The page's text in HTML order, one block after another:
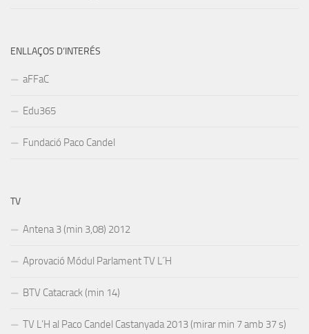
ENLLAÇOS D’INTERÉS
aFFaC
Edu365
Fundació Paco Candel
TV
Antena 3 (min 3,08) 2012
Aprovació Módul Parlament TV L´H
BTV Catacrack (min 14)
TV L’H al Paco Candel Castanyada 2013 (mirar min 7 amb 37 s)